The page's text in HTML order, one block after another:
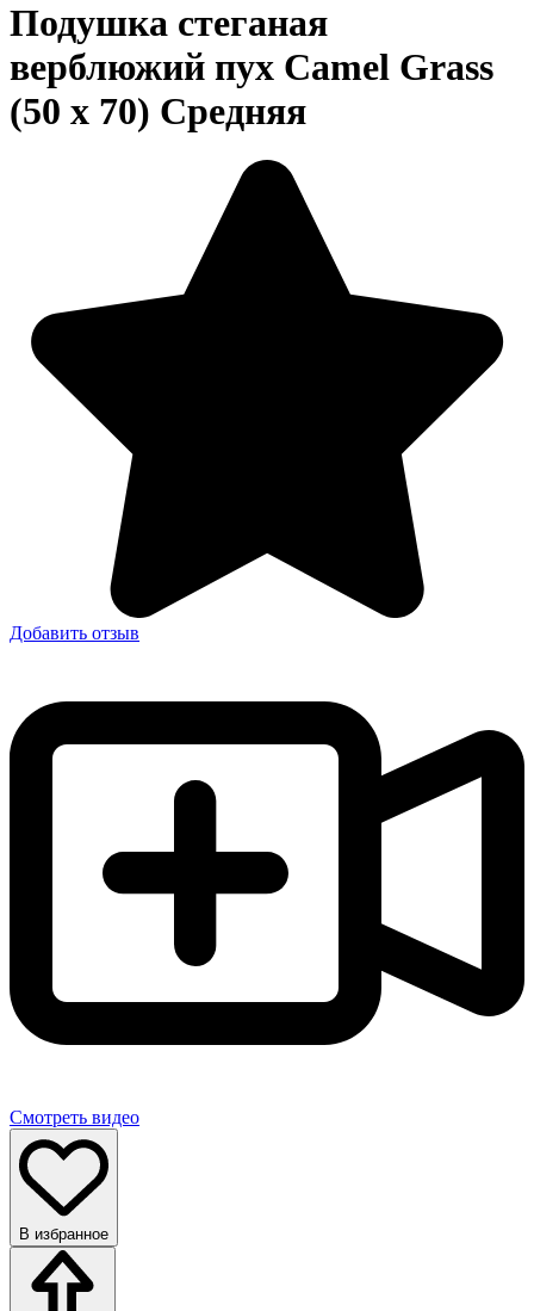
Подушка стеганая
верблюжий пух Camel Grass
(50 x 70) Средняя
Добавить отзыв
Смотреть видео
В избранное